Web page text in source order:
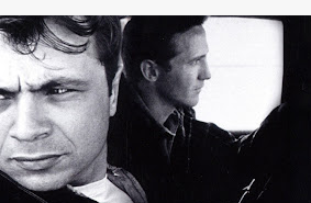
AGENDA DEL CRIMEN